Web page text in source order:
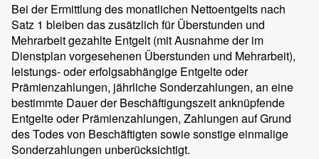
Bei der Ermittlung des monatlichen Nettoentgelts nach
Satz 1 bleiben das zusätzlich für Überstunden und
Mehrarbeit gezahlte Entgelt (mit Ausnahme der im
Dienstplan vorgesehenen Überstunden und Mehrarbeit),
leistungs- oder erfolgsabhängige Entgelte oder
Prämienzahlungen, jährliche Sonderzahlungen, an eine
bestimmte Dauer der Beschäftigungszeit anknüpfende
Entgelte oder Prämienzahlungen, Zahlungen auf Grund
des Todes von Beschäftigten sowie sonstige einmalige
Sonderzahlungen unberücksichtigt.